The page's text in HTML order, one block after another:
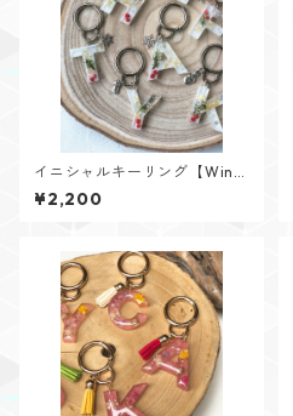
イニシャルキーリング【Wint
er Memoryシリーズ】
¥2,200